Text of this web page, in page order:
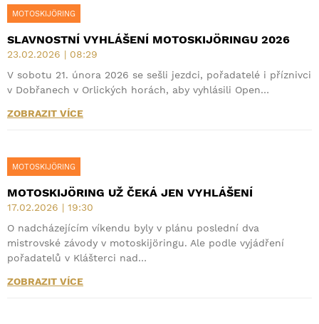
MOTOSKIJÖRING
SLAVNOSTNÍ VYHLÁŠENÍ MOTOSKIJÖRINGU 2026
23.02.2026 | 08:29
V sobotu 21. února 2026 se sešli jezdci, pořadatelé i příznivci
v Dobřanech v Orlických horách, aby vyhlásili Open…
ZOBRAZIT VÍCE
MOTOSKIJÖRING
MOTOSKIJÖRING UŽ ČEKÁ JEN VYHLÁŠENÍ
17.02.2026 | 19:30
O nadcházejícím víkendu byly v plánu poslední dva
mistrovské závody v motoskijöringu. Ale podle vyjádření
pořadatelů v Klášterci nad…
ZOBRAZIT VÍCE